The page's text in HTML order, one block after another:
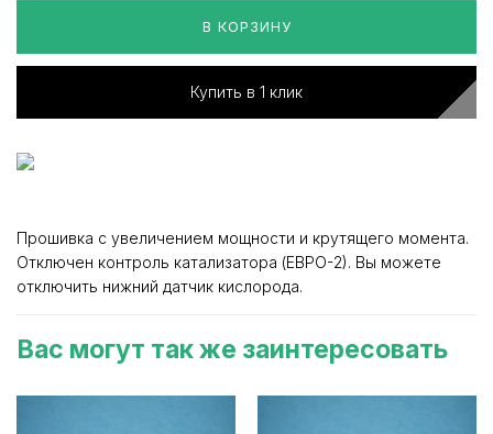
В КОРЗИНУ
Купить в 1 клик
Прошивка с увеличением мощности и крутящего момента.
Отключен контроль катализатора (ЕВРО-2). Вы можете
отключить нижний датчик кислорода.
Вас могут так же заинтересовать